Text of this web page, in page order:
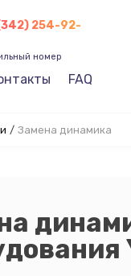
254-92-
номер
FAQ
/ Замена динамика